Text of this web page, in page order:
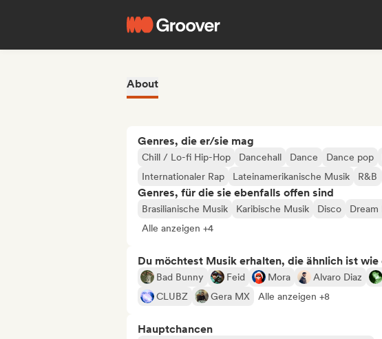
About
Genres, die er/sie mag
Chill / Lo-fi Hip-Hop Dancehall Dance Dance pop
Internationaler Rap
Lateinamerikanische Musik R&B
Genres, für die sie ebenfalls offen sind
Brasilianische Musik Karibische Musik Disco Dream
Alle anzeigen +4
Du möchtest Musik erhalten, die ähnlich ist wie
Bad Bunny Feid Mora Alvaro Diaz
CLUBZ
Gera MX Alle anzeigen +8
Hauptchancen